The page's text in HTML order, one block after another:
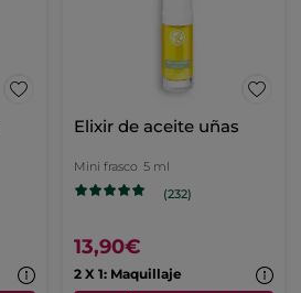
Elixir de aceite uñas
Mini frasco 5 ml
(232)
13,90€
2 X 1: Maquillaje